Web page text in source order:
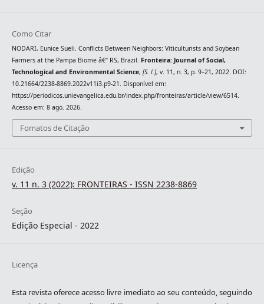
Como Citar
NODARI, Eunice Sueli. Conflicts Between Neighbors: Viticulturists and Soybean
Farmers at the Pampa Biome â€“ RS, Brazil. Fronteira: Journal of Social,
Technological and Environmental Science, [S. l.], v. 11, n. 3, p. 9–21, 2022. DOI:
10.21664/2238-8869.2022v11i3.p9-21. Disponível em:
https://periodicos.unievangelica.edu.br/index.php/fronteiras/article/view/6514.
Acesso em: 8 ago. 2026.
Fomatos de Citação
Edição
v. 11 n. 3 (2022): FRONTEIRAS - ISSN 2238-8869
Seção
Edição Especial - 2022
Licença
Esta revista oferece acesso livre imediato ao seu conteúdo, seguindo